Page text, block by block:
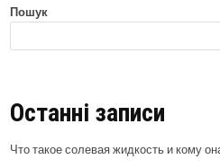
Пошук
Останні записи
Что такое солевая жидкость и кому